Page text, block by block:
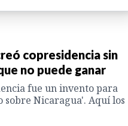
copresidencia sin
no puede ganar
fue un invento para
Nicaragua'. Aquí los